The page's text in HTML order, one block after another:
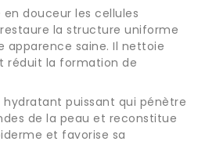
en douceur les cellules
la structure uniforme
apparence saine. Il nettoie
réduit la formation de
puissant qui pénètre
de la peau et reconstitue
et favorise sa